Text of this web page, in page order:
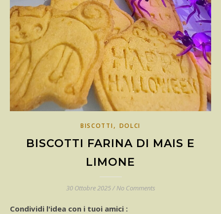
BISCOTTI, DOLCI
BISCOTTI FARINA DI MAIS E
LIMONE
30 Ottobre 2025/ No Comments
Condividi l'idea con i tuoi amici :